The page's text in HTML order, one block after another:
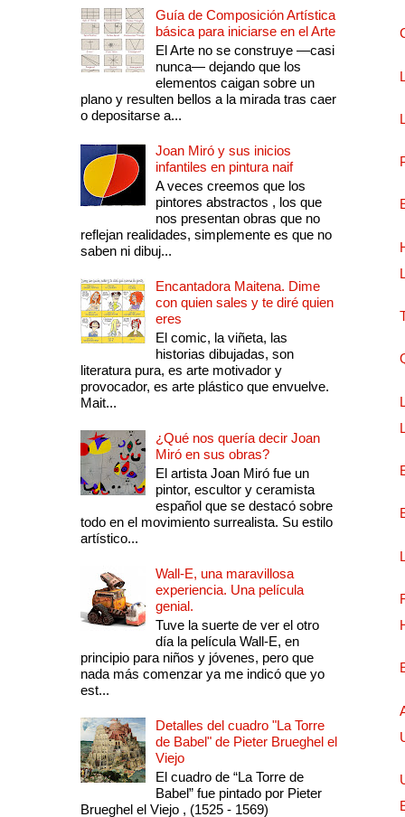
Guía de Composición Artística
básica para iniciarse en el Arte
El Arte no se construye —casi
nunca— dejando que los
elementos caigan sobre un
plano y resulten bellos a la mirada tras caer
o depositarse a...
Joan Miró y sus inicios
infantiles en pintura naif
A veces creemos que los
pintores abstractos , los que
nos presentan obras que no
reflejan realidades, simplemente es que no
saben ni dibuj...
Encantadora Maitena. Dime
con quien sales y te diré quien
eres
El comic, la viñeta, las
historias dibujadas, son
literatura pura, es arte motivador y
provocador, es arte plástico que envuelve.
Mait...
¿Qué nos quería decir Joan
Miró en sus obras?
El artista Joan Miró fue un
pintor, escultor y ceramista
español que se destacó sobre
todo en el movimiento surrealista. Su estilo
artístico...
Wall-E, una maravillosa
experiencia. Una película
genial.
Tuve la suerte de ver el otro
día la película Wall-E, en
principio para niños y jóvenes, pero que
nada más comenzar ya me indicó que yo
est...
Detalles del cuadro "La Torre
de Babel" de Pieter Brueghel el
Viejo
El cuadro de “La Torre de
Babel” fue pintado por Pieter
Brueghel el Viejo , (1525 - 1569)